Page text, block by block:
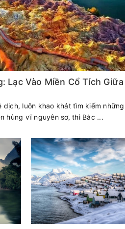
Lạc Vào Miền Cổ Tích
dịch, luôn khao khát tìm kiếm
hùng vĩ nguyên sơ, thì Bắc ...